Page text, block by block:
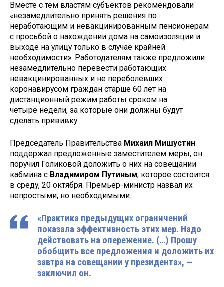
Вместе с тем властям субъектов рекомендовали
«незамедлительно принять решения по
неработающим и невакцинированным пенсионерам
с просьбой о нахождении дома на самоизоляции и
выходе на улицу только в случае крайней
необходимости». Работодателям также предложили
незамедлительно перевести работающих
невакцинированных и не переболевших
коронавирусом граждан старше 60 лет на
дистанционный режим работы сроком на
четыре недели, за которые они должны будут
сделать прививку.
Председатель Правительства Михаил Мишустин
поддержал предложенные заместителем меры, он
поручил Голиковой доложить о них на совещании
кабмина с Владимиром Путиным, которое состоится
в среду, 20 октября. Премьер-министр назвал их
непростыми, но необходимыми.
«Практика предыдущих ограничений
показала эффективность этих мер. Надо
действовать на опережение. (…) Прошу
обобщить все предложения и доложить их
завтра на совещании у президента», —
заключил он.